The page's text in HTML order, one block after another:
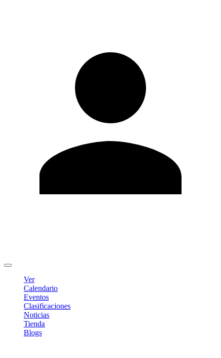
Ver
Calendario
Eventos
Clasificaciones
Noticias
Tienda
Blogs